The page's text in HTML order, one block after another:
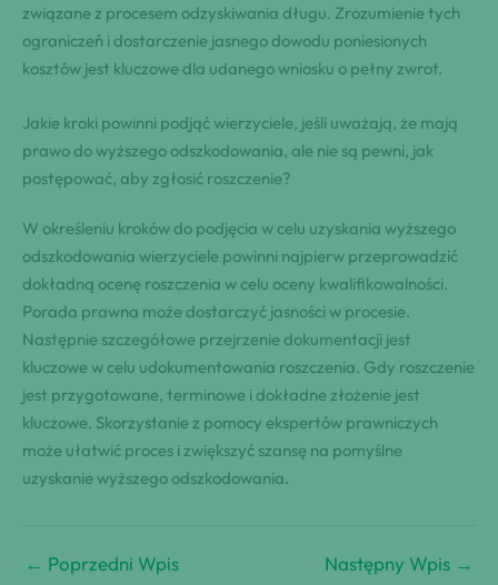
związane z procesem odzyskiwania długu. Zrozumienie tych
ograniczeń i dostarczenie jasnego dowodu poniesionych
kosztów jest kluczowe dla udanego wniosku o pełny zwrot.
Jakie kroki powinni podjąć wierzyciele, jeśli uważają, że mają
prawo do wyższego odszkodowania, ale nie są pewni, jak
postępować, aby zgłosić roszczenie?
W określeniu kroków do podjęcia w celu uzyskania wyższego
odszkodowania wierzyciele powinni najpierw przeprowadzić
dokładną ocenę roszczenia w celu oceny kwalifikowalności.
Porada prawna może dostarczyć jasności w procesie.
Następnie szczegółowe przejrzenie dokumentacji jest
kluczowe w celu udokumentowania roszczenia. Gdy roszczenie
jest przygotowane, terminowe i dokładne złożenie jest
kluczowe. Skorzystanie z pomocy ekspertów prawniczych
może ułatwić proces i zwiększyć szansę na pomyślne
uzyskanie wyższego odszkodowania.
← Poprzedni Wpis Następny Wpis →